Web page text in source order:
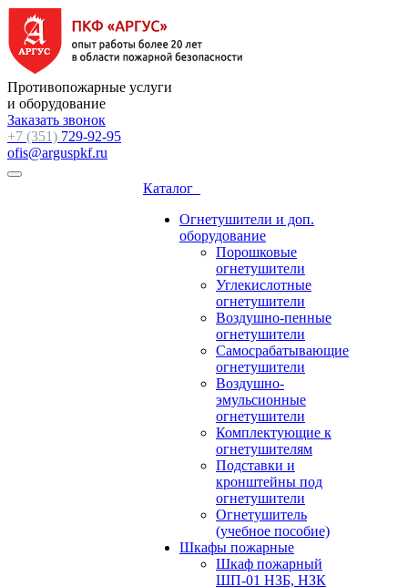
Противопожарные услуги
и оборудование
Заказать звонок
+7 (351) 729-92-95
ofis@arguspkf.ru
Каталог
Огнетушители и доп.
оборудование
Порошковые
огнетушители
Углекислотные
огнетушители
Воздушно-пенные
огнетушители
Самосрабатывающие
огнетушители
Воздушно-
эмульсионные
огнетушители
Комплектующие к
огнетушителям
Подставки и
кронштейны под
огнетушители
Огнетушитель
(учебное пособие)
Шкафы пожарные
Шкаф пожарный
ШП-01 НЗБ, НЗК